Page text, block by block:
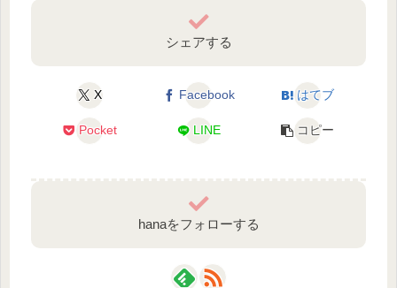
シェアする
X Facebook はてブ
Pocket LINE コピー
hanaをフォローする